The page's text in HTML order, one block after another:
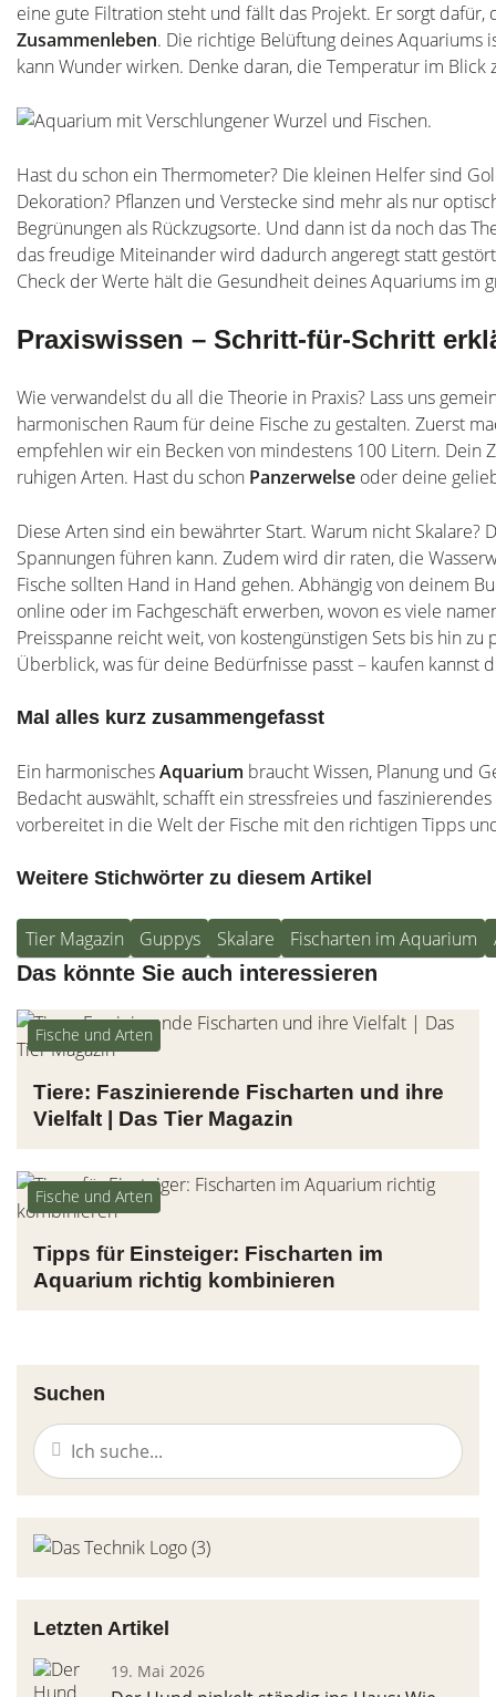
eine gute Filtration steht und fällt das Projekt. Er sorgt
Zusammenleben. Die richtige Belüftung deines Aquariums
kann Wunder wirken. Denke daran, die Temperatur im Blick
Hast du schon ein Thermometer? Die kleinen Helfer sind
Dekoration? Pflanzen und Verstecke sind mehr als nur
Begrünungen als Rückzugsorte. Und dann ist da noch das
das freudige Miteinander wird dadurch angeregt statt
Check der Werte hält die Gesundheit deines Aquariums im
Praxiswissen – Schritt-für-Schritt
Wie verwandelst du all die Theorie in Praxis? Lass uns
harmonischen Raum für deine Fische zu gestalten. Zuerst
empfehlen wir ein Becken von mindestens 100 Litern. Dein
ruhigen Arten. Hast du schon Panzerwelse oder deine
Diese Arten sind ein bewährter Start. Warum nicht Skalare?
Spannungen führen kann. Zudem wird dir raten, die
Fische sollten Hand in Hand gehen. Abhängig von deinem
online oder im Fachgeschäft erwerben, wovon es viele
Preisspanne reicht weit, von kostengünstigen Sets bis hin
Überblick, was für deine Bedürfnisse passt – kaufen kannst
Mal alles kurz zusammengefasst
Ein harmonischesAquarium braucht Wissen, Planung und
Bedacht auswählt, schafft ein stressfreies und
vorbereitet in die Welt der Fische mit den richtigen Tipps
Weitere Stichwörter zu diesem Artikel
Tier Magazin Guppys Skalare Fischarten im Aquarium
Das könnte Sie auch interessieren
Fische und Arten
Tiere: Faszinierende Fischarten und ihre
Vielfalt | Das Tier Magazin
Fische und Arten
Tipps für Einsteiger: Fischarten im
Aquarium richtig kombinieren
Suchen
Letzten Artikel
19. Mai 2026